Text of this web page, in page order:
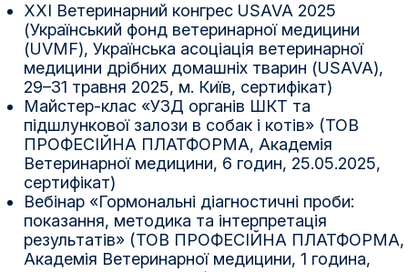
ХХІ Ветеринарний конгрес USAVA 2025
(Український фонд ветеринарної медицини
(UVMF), Українська асоціація ветеринарної
медицини дрібних домашніх тварин (USAVA),
29–31 травня 2025, м. Київ, сертифікат)
Майстер-клас «УЗД органів ШКТ та
підшлункової залози в собак і котів» (ТОВ
ПРОФЕСІЙНА ПЛАТФОРМА, Академія
Ветеринарної медицини, 6 годин, 25.05.2025,
сертифікат)
Вебінар «Гормональні діагностичні проби:
показання, методика та інтерпретація
результатів» (ТОВ ПРОФЕСІЙНА ПЛАТФОРМА,
Академія Ветеринарної медицини, 1 година,